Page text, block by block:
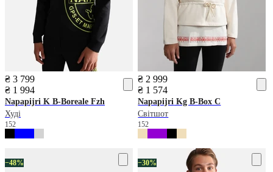
₴ 3 799
₴ 1 994
Napapijri K B-Boreale Fzh
Худі
152
₴ 2 999
₴ 1 574
Napapijri Kg B-Box C
Світшот
152
−48% −30%